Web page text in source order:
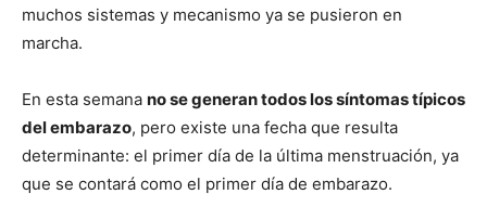
muchos sistemas y mecanismo ya se pusieron en
marcha.
En esta semana no se generan todos los síntomas típicos
del embarazo, pero existe una fecha que resulta
determinante: el primer día de la última menstruación, ya
que se contará como el primer día de embarazo.